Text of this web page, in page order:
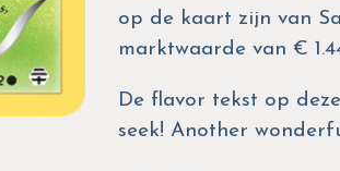
op de kaart zijn van
marktwaarde van €
De flavor tekst op
seek! Another